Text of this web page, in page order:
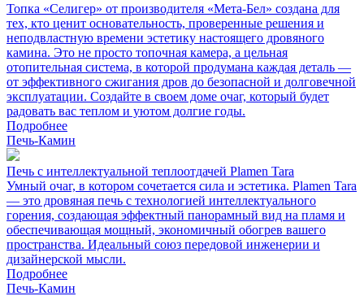
Топка «Селигер» от производителя «Мета-Бел» создана для
тех, кто ценит основательность, проверенные решения и
неподвластную времени эстетику настоящего дровяного
камина. Это не просто топочная камера, а цельная
отопительная система, в которой продумана каждая деталь —
от эффективного сжигания дров до безопасной и долговечной
эксплуатации. Создайте в своем доме очаг, который будет
радовать вас теплом и уютом долгие годы.
Подробнее
Печь-Камин
Печь с интеллектуальной теплоотдачей Plamen Tara
Умный очаг, в котором сочетается сила и эстетика. Plamen Tara
— это дровяная печь с технологией интеллектуального
горения, создающая эффектный панорамный вид на пламя и
обеспечивающая мощный, экономичный обогрев вашего
пространства. Идеальный союз передовой инженерии и
дизайнерской мысли.
Подробнее
Печь-Камин